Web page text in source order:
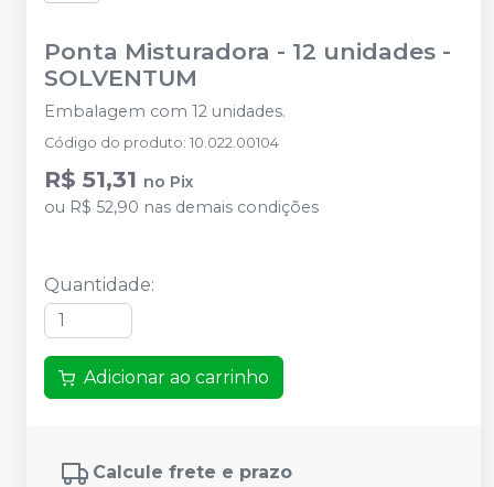
Ponta Misturadora - 12 unidades -
SOLVENTUM
Embalagem com 12 unidades.
Código do produto: 10.022.00104
R$ 51,31 no Pix
ou R$ 52,90 nas demais condições
Quantidade:
Adicionar ao carrinho
Calcule frete e prazo